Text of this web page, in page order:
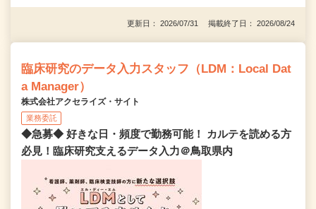
更新日： 2026/07/31 掲載終了日： 2026/08/24
臨床研究のデータ入力スタッフ（LDM：Local Dat
a Manager）
株式会社アクセライズ・サイト
業務委託
◆急募◆ 好きな日・頻度で勤務可能！ カルテを読める方
必見！臨床研究支えるデータ入力＠鳥取県内